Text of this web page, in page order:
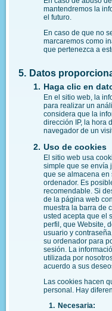
mantendremos la
el futuro.
En caso de que no
marcaremos como
que pertenezca a
Datos
Haga clic en
En el sitio web, la
para realizar un
considera que la
dirección IP, la hora
navegador de un
Uso de cookies
El sitio web usa
simple que se envía
que se almacena en
ordenador. Es
recomendable. Si
de la página web
muestra la barra de
usted acepta que el
perfil, que Website,
usuario y
su ordenador para
sesión. La
utilizada por
acuerdo a sus
Las cookies hacen
personal. Hay
Necesaria: